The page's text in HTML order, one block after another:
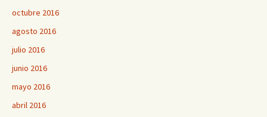
octubre 2016
agosto 2016
julio 2016
junio 2016
mayo 2016
abril 2016